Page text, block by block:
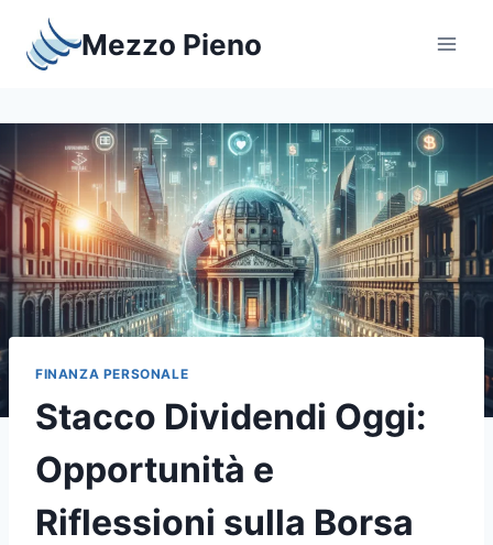
contenuto
Mezzo Pieno
FINANZA PERSONALE
Stacco Dividendi Oggi:
Opportunità e
Riflessioni sulla Borsa